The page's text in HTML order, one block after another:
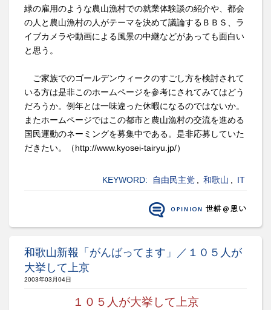
緑の雇用のような農山漁村での就業体験談の紹介や、都会
の人と農山漁村の人がテーマを決めて議論するＢＢＳ、ラ
イブカメラや動画による風景の中継などがあっても面白い
と思う。
ご家族でのゴールデンウィークのすごし方を検討されて
いる方は是非このホームページを参考にされてみてはどう
だろうか。例年とは一味違った休暇になるのではないか。
またホームページではこの都市と農山漁村の交流を進める
国民運動のネーミングを募集中である。是非応募していた
だきたい。（http://www.kyosei-tairyu.jp/）
KEYWORD: 自由民主党 和歌山 IT
和歌山新報「がんばってます」／１０５人が
大挙して上京
2003年03月04日
１０５人が大挙して上京